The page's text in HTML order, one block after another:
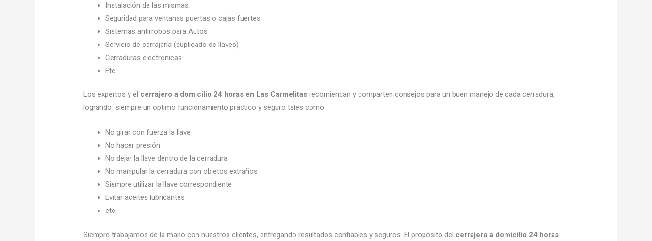
Instalación de las mismas
Seguridad para ventanas puertas o cajas fuertes
Sistemas antirrobos para Autos
Servicio de cerrajería (duplicado de llaves)
Cerraduras electrónicas
Etc.
Los expertos y el cerrajero a domicilio 24 horas en Las Carmelitas recomiendan y comparten consejos para un buen manejo de cada cerradura,
logrando siempre un óptimo funcionamiento práctico y seguro tales como:
No girar con fuerza la llave
No hacer presión
No dejar la llave dentro de la cerradura
No manipular la cerradura con objetos extraños
Siempre utilizar la llave correspondiente
Evitar aceites lubricantes
etc.
Siempre trabajamos de la mano con nuestros clientes, entregando resultados confiables y seguros. El propósito del cerrajero a domicilio 24 horas